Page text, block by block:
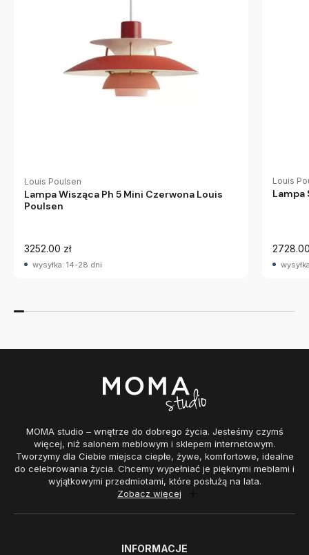
Louis Poulsen
Lampa Wisząca Ph 5 Mini Czerwona Louis
Poulsen
3252.00 zł
wysyłka: 14-28 dni
Louis
Lampa
MOMA studio – wnętrze do dobrego życia. Jesteśmy czymś
więcej, niż salonem meblowym i sklepem internetowym.
Tworzymy dla Ciebie miejsca ciepłe, żywe, komfortowe, idealne
do celebrowania życia. Chcemy wypełniać je pięknymi meblami i
wyjątkowymi przedmiotami, które posłużą na lata.
Zobacz więcej
INFORMACJE